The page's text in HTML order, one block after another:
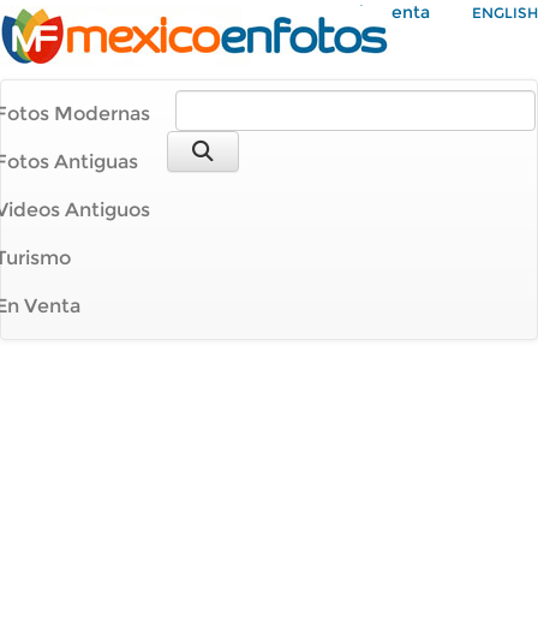
Mi Cuenta ENGLISH
Modernas
Antiguas
Antiguos
Venta